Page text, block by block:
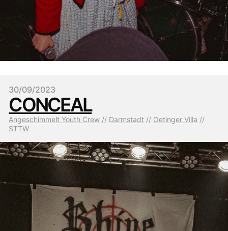
30/09/2023
CONCEAL
Angeschimmelt Youth Crew Darmstadt Oetinger Villa
STTW